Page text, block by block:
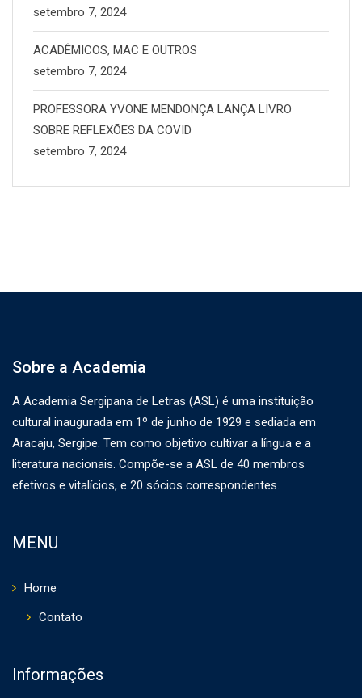
setembro 7, 2024
ACADÊMICOS, MAC E OUTROS
setembro 7, 2024
PROFESSORA YVONE MENDONÇA LANÇA LIVRO
SOBRE REFLEXÕES DA COVID
setembro 7, 2024
Sobre a Academia
A Academia Sergipana de Letras (ASL) é uma instituição
cultural inaugurada em 1º de junho de 1929 e sediada em
Aracaju, Sergipe. Tem como objetivo cultivar a língua e a
literatura nacionais. Compõe-se a ASL de 40 membros
efetivos e vitalícios, e 20 sócios correspondentes.
MENU
Home
Contato
Informações